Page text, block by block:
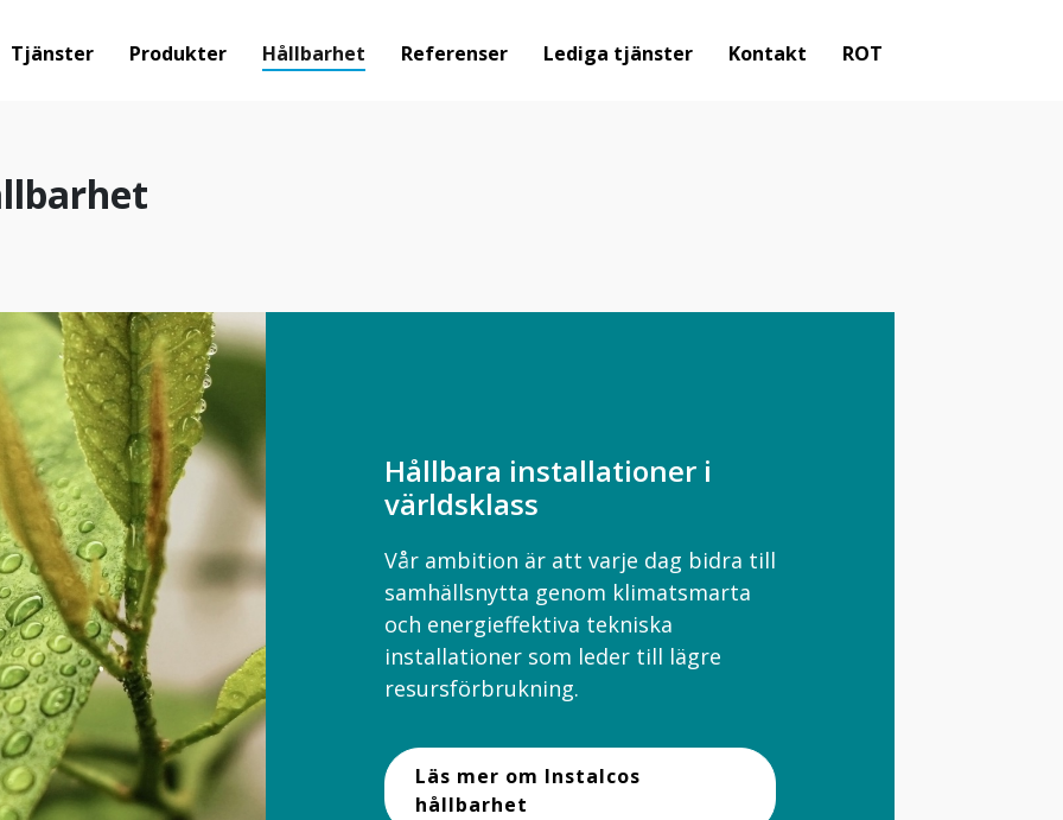
Tjänster Produkter Hållbarhet Referenser Lediga tjänster Kontakt ROT
Hållbara installationer i
världsklass
Vår ambition är att varje dag bidra till
samhällsnytta genom klimatsmarta
och energieffektiva tekniska
installationer som leder till lägre
resursförbrukning.
Läs mer om Instalcos
hållbarhet